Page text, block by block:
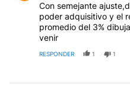
Con semejante
poder adquisitivo y el
promedio del 3%
venir
RESPONDER 1 1